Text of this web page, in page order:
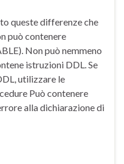
queste differenze che
può contenere
Non può nemmeno
istruzioni DDL. Se
utilizzare le
Può contenere
alla dichiarazione di